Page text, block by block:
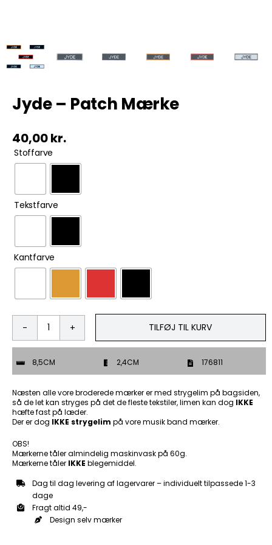
ØL & Spiritus
Rodkasse/Tilbud
Jyde – Patch Mærke
40,00kr.
Stoffarve
Tekstfarve
Kantfarve
Jyde
-
Mærke
antal
TILFØJ TIL KURV
8,5CM 2,4CM 176811
Næsten alle vore broderede mærker er med strygelim på bagsiden,
så de let kan stryges på det de fleste tekstiler, limen kan dog IKKE
hæfte fast på læder.
Der er dog IKKE strygelim på vore musik band mærker.
OBS!
Mærkerne tåler almindelig maskinvask på 60g.
Mærkerne tåler IKKE blegemiddel.
Dag til dag levering af lagervarer – individuelt tilpassede 1-3
dage
Fragt altid 49,-
Design selv mærker